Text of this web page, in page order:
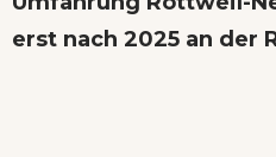
erst nach 2025 an der